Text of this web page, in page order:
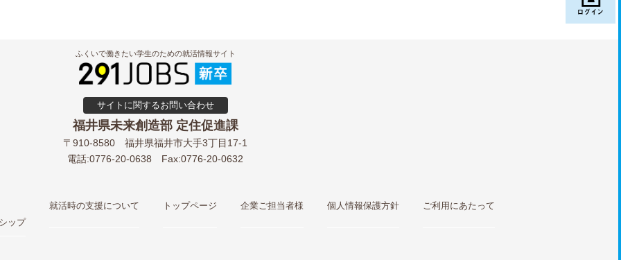
ふくいで働きたい学生のための就活情報サイト
サイトに関するお問い合わせ
福井県未来創造部 定住促進課
〒910-8580
福井県福井市大手3丁目17-1
電話:0776-20-0638
Fax:0776-20-0632
ップ
就活時の支援について トップページ 企業ご担当者様 個人情報保護方針 ご利用にあたって